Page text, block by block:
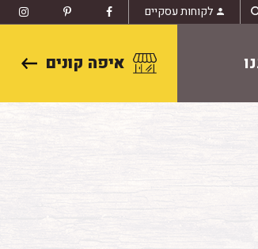
לקוחות עסקיים
איפה קונים